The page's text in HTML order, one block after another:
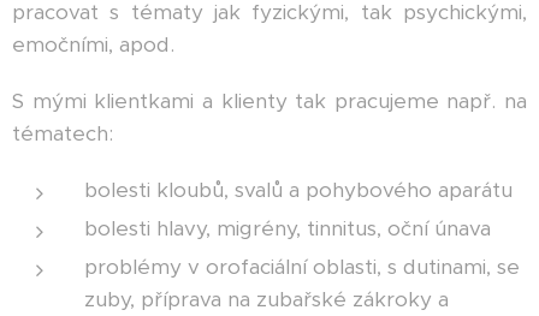
pracovat s tématy jak fyzickými, tak psychickými,
emočními, apod.
S mými klientkami a klienty tak pracujeme např. na
tématech:
bolesti kloubů, svalů a pohybového aparátu
bolesti hlavy, migrény, tinnitus, oční únava
problémy v orofaciální oblasti, s dutinami, se
zuby, příprava na zubařské zákroky a